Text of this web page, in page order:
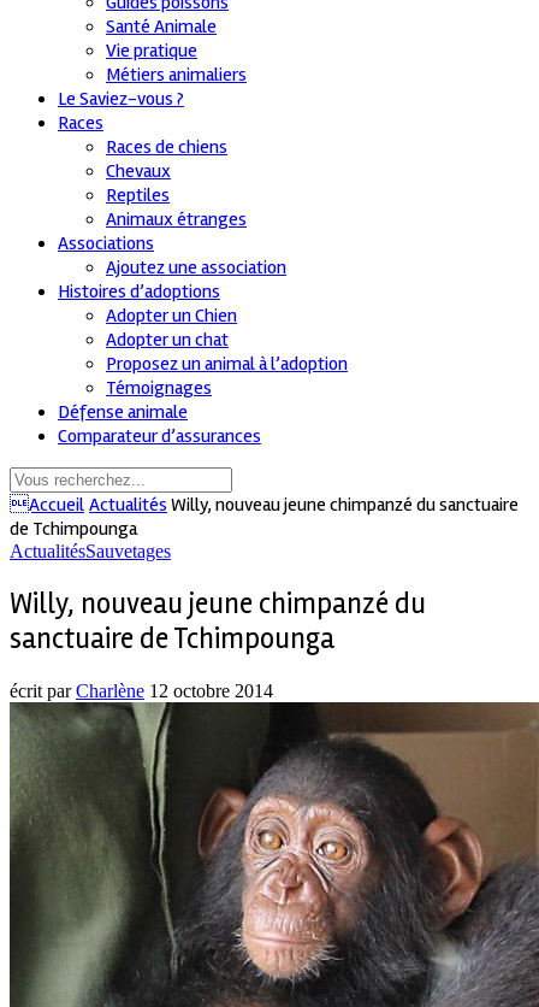
Santé Animale
Vie pratique
Métiers animaliers
Le Saviez-vous ?
Races
Races de chiens
Chevaux
Reptiles
Animaux étranges
Associations
Ajoutez une association
Histoires d’adoptions
Adopter un Chien
Adopter un chat
Proposez un animal à l’adoption
Témoignages
Défense animale
Comparateur d’assurances
Accueil Actualités Willy, nouveau jeune chimpanzé du sanctuaire
de Tchimpounga
ActualitésSauvetages
Willy, nouveau jeune chimpanzé du
sanctuaire de Tchimpounga
écrit parCharlène 12 octobre 2014